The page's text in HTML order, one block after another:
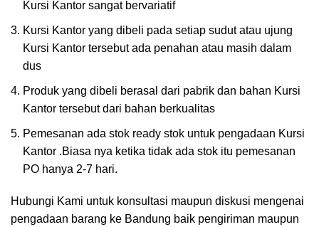
Kursi Kantor sangat bervariatif
Kursi Kantor yang dibeli pada setiap sudut atau ujung
Kursi Kantor tersebut ada penahan atau masih dalam
dus
Produk yang dibeli berasal dari pabrik dan bahan Kursi
Kantor tersebut dari bahan berkualitas
Pemesanan ada stok ready stok untuk pengadaan Kursi
Kantor .Biasa nya ketika tidak ada stok itu pemesanan
PO hanya 2-7 hari.
Hubungi Kami untuk konsultasi maupun diskusi mengenai
pengadaan barang ke Bandung baik pengiriman maupun